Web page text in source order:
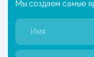
Мы создаем самые